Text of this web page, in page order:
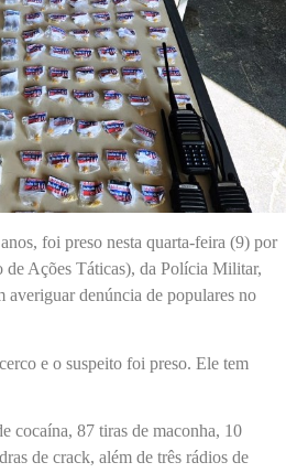
foi preso nesta quarta-feira (9) por
de Ações Táticas), da Polícia Militar,
averiguar denúncia de populares no
e o suspeito foi preso. Ele tem
cocaína, 87 tiras de maconha, 10
de crack, além de três rádios de